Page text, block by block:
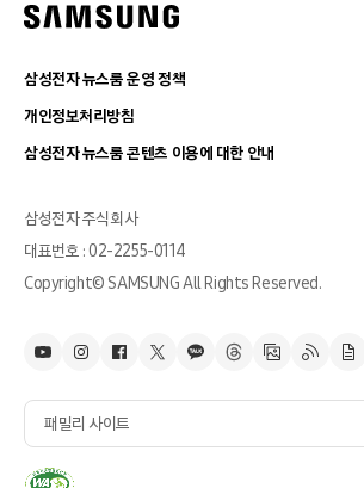
삼성전자 뉴스룸 운영 정책
개인정보처리방침
삼성전자 뉴스룸 콘텐츠 이용에 대한 안내
삼성전자 주식회사
대표번호 : 02-2255-0114
Copyright© SAMSUNG All Rights Reserved.
패밀리 사이트